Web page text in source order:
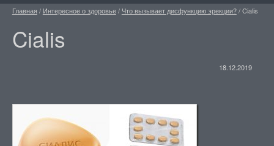
Главная / Интересное о здоровье/ Что вызывает дисфункцию эрекции?/Cialis
Cialis
18.12.2019